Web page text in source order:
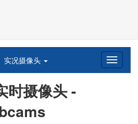
实况摄像头
时摄像头 -